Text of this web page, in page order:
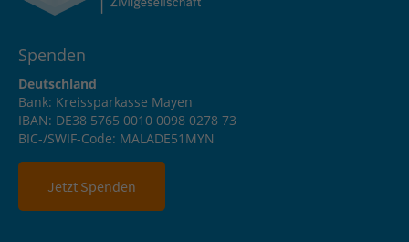
Spenden
Deutschland
Bank: Kreissparkasse Mayen
IBAN: DE38 5765 0010 0098 0278 73
BIC-/SWIF-Code: MALADE51MYN
Jetzt Spenden